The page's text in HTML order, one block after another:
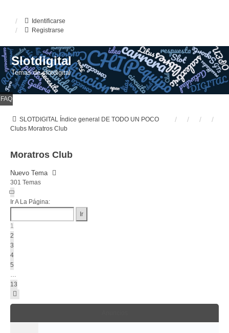
Identificarse
Registrarse
Slotdigital
Temas de slotdigital
FAQ
SLOTDIGITAL Índice general DE TODO UN POCO
Clubs Moratros Club
Moratros Club
Nuevo Tema
301 Temas
Página
1
13
Ir A La Página:
1
2
3
4
5
…
13